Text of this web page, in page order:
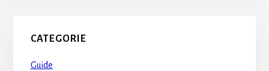
Primary
Sidebar
CATEGORIE
Guide